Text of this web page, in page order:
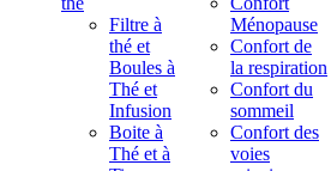
Filtre à
thé et
Boules à
Thé et
Infusion
Boite à
Thé et à
Ménopause
Confort de
la respiration
Confort du
sommeil
Confort des
voies